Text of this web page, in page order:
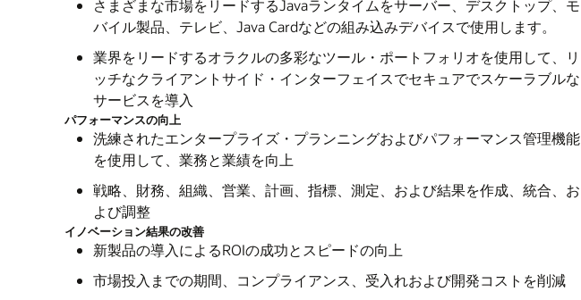
さまざまな市場をリードするJavaランタイムをサーバー、デスクトップ、モ
バイル製品、テレビ、Java Cardなどの組み込みデバイスで使用します。
業界をリードするオラクルの多彩なツール・ポートフォリオを使用して、リ
ッチなクライアントサイド・インターフェイスでセキュアでスケーラブルな
サービスを導入
パフォーマンスの向上
洗練されたエンタープライズ・プランニングおよびパフォーマンス管理機能
を使用して、業務と業績を向上
戦略、財務、組織、営業、計画、指標、測定、および結果を作成、統合、お
よび調整
イノベーション結果の改善
新製品の導入によるROIの成功とスピードの向上
市場投入までの期間、コンプライアンス、受入れおよび開発コストを削減